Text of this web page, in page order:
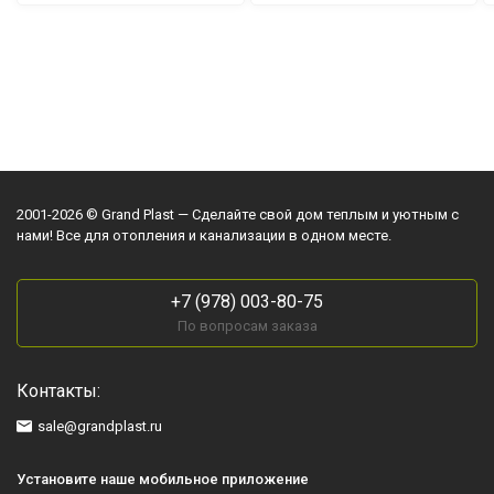
2001-2026 © Grand Plast — Сделайте свой дом теплым и уютным с
нами! Все для отопления и канализации в одном месте.
+7 (978) 003-80-75
По вопросам заказа
Контакты:
sale@grandplast.ru
Установите наше мобильное приложение